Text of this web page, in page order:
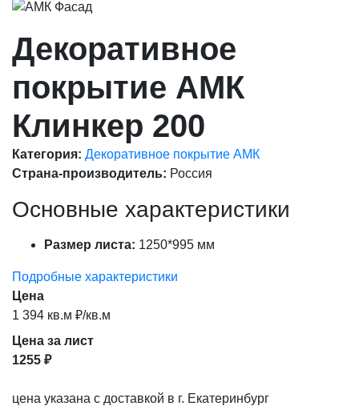
Декоративное
покрытие АМК
Клинкер 200
Категория: Декоративное покрытие АМК
Страна-производитель: Россия
Основные характеристики
Размер листа: 1250*995 мм
Подробные характеристики
Цена
1 394 кв.м ₽/кв.м
Цена за лист
1255 ₽
цена указана с доставкой в г. Екатеринбург